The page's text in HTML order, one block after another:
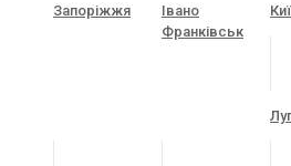
Запоріжжя
Івано
Франківськ